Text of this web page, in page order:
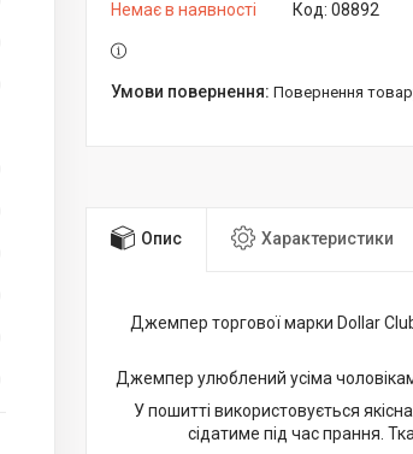
Немає в наявності Код: 08892
повернення
Опис Характеристики
Джемпер торгової марки Dollar
Джемпер улюблений усіма
У пошитті використовується
сідатиме під час прання.